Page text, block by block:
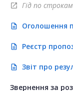
open_in_new Гід по
description Оголошення
description Реєстр
description Звіт про
Звернення за